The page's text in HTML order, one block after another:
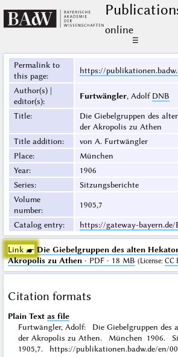
online
☰
Permalink to
this page:
https://
Author(s) |
editor(s):
Furtwängler, Adolf DNB
Title:
Die Giebelgruppen des
der Akropolis zu Athen
Title addition:
von A. Furtwängler
Place:
München
Year:
1906
Series:
Sitzungsberichte
Volume
number:
1905,7
Catalog entry: https://gateway-bayern.de/
Link ☛ Die Giebelgruppen des alten
Akropolis zu Athen· PDF · 18 MB (License: CC
Citation formats
Plain Text as file
Furtwängler, Adolf: Die Giebelgruppen des
der Akropolis zu Athen. München 1906.
1905,7. https://publikationen.badw.de/en/